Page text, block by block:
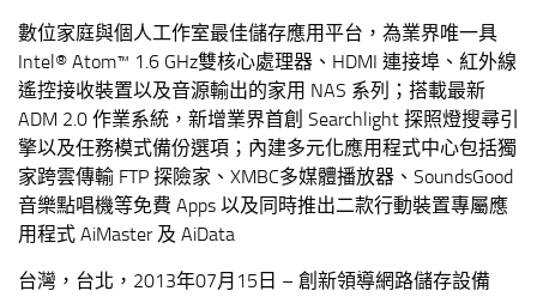
數位家庭與個人工作室最佳儲存應用平台，為業界唯一具
Intel ® Atom™ 1.6 GHz雙核心處理器 、HDMI 連接埠、紅外線
遙控接收裝置以及音源輸出的家用 NAS 系列；搭載最新
ADM 2.0 作業系統，新增業界首創 Searchlight 探照燈搜尋引
擎以及任務模式備份選項；內建多元化應用程式中心包括獨
家跨雲傳輸 FTP 探險家、XMBC多媒體播放器、SoundsGood
音樂點唱機等免費 Apps 以及同時推出二款行動裝置專屬應
用程式 AiMaster 及 AiData
台灣 ， 台北 ， 2013年07月 15 日 – 創新領導網路儲存設備